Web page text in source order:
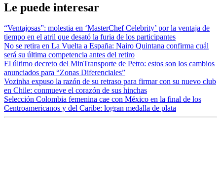
Le puede interesar
“Ventajosas”: molestia en ‘MasterChef Celebrity’ por la ventaja de
tiempo en el atril que desató la furia de los participantes
No se retira en La Vuelta a España: Nairo Quintana confirma cuál
será su última competencia antes del retiro
El último decreto del MinTransporte de Petro: estos son los cambios
anunciados para “Zonas Diferenciales”
Vozinha expuso la razón de su retraso para firmar con su nuevo club
en Chile: conmueve el corazón de sus hinchas
Selección Colombia femenina cae con México en la final de los
Centroamericanos y del Caribe: logran medalla de plata